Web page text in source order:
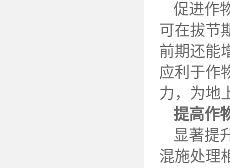
促进作
可在拔节
前期还能
应利于作
力，为地
提高作
显著提
混施处理